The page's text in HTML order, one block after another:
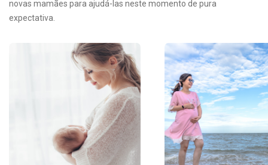
novas mamães para ajudá-las neste momento de pura
expectativa.